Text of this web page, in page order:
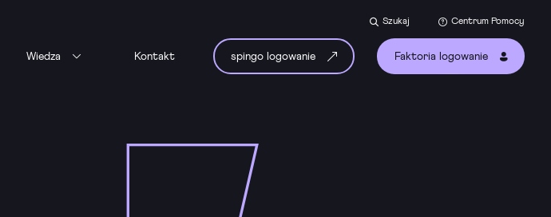
Szukaj Centrum Pomocy
Wiedza Kontakt spingo logowanie Faktoria logowanie